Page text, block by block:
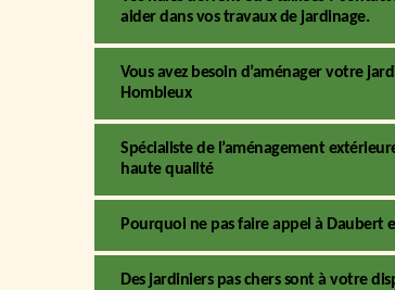
aider dans vos travaux de jardinage.
Vous avez besoin d’aménager votre
Hombleux
Spécialiste de l’aménagement
haute qualité
Pourquoi ne pas faire appel à Daubert
Des jardiniers pas chers sont à votre